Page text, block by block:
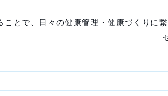
とで、日々の健康管理・健康づくりに繋
続して受診